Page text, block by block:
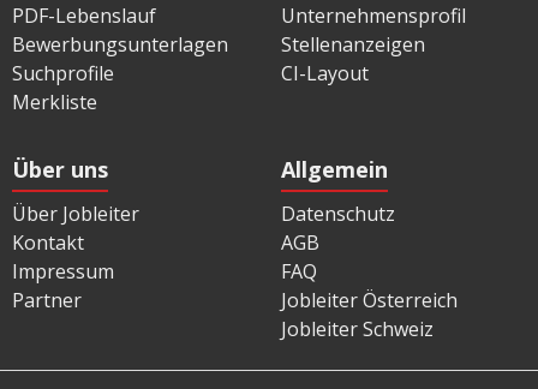
PDF-Lebenslauf
Bewerbungsunterlagen
Suchprofile
Merkliste
Unternehmensprofil
Stellenanzeigen
CI-Layout
Über uns
Über Jobleiter
Kontakt
Impressum
Partner
Allgemein
Datenschutz
AGB
FAQ
Jobleiter Österreich
Jobleiter Schweiz